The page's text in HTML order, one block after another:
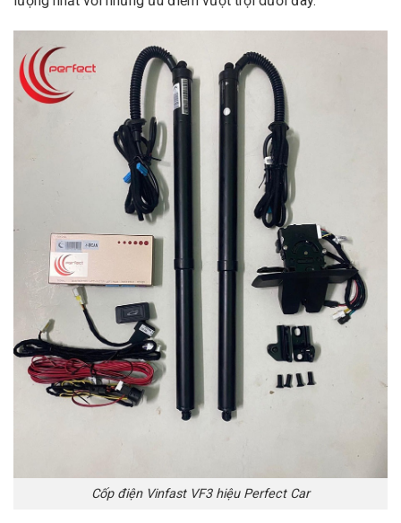
Cốp điện Vinfast VF3 hiệu Perfect Car